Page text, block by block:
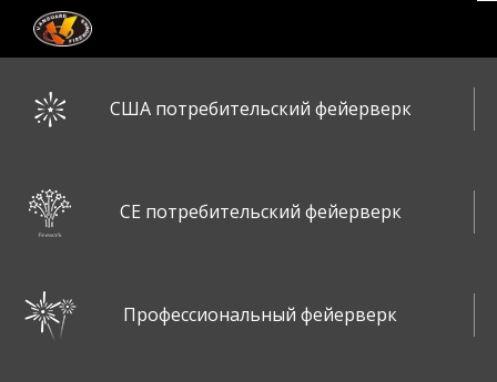
США потребительский фейерверк
CE потребительский фейерверк
Профессиональный фейерверк